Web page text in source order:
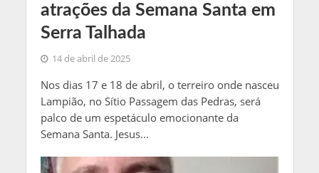
atrações da Semana Santa em
Serra Talhada
14 de abril de 2025
Nos dias 17 e 18 de abril, o terreiro onde nasceu
Lampião, no Sítio Passagem das Pedras, será
palco de um espetáculo emocionante da
Semana Santa. Jesus...